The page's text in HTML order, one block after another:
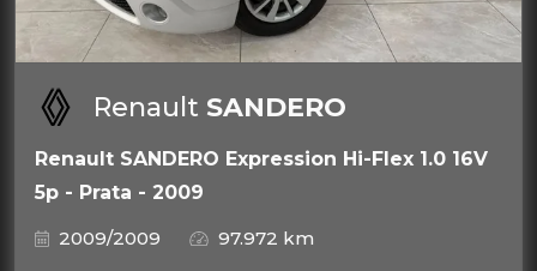
Renault SANDERO
Renault SANDERO Expression Hi-Flex 1.0 16V
5p - Prata - 2009
2009/2009
97.972 km